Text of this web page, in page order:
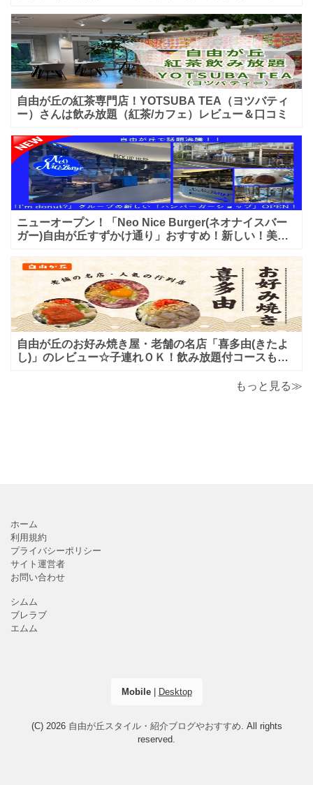
自由が丘の紅茶専門店！YOTSUBA TEA（ヨツバティ
ー）さんは飲み放題（紅茶/カフェ）レビュー＆口コミ
ニューオープン！「Neo Nice Burger(ネオナイスバー
ガー)自由が丘すずかけ通り」おすすめ！新しい！美味
自由が丘のお好み焼き屋・老舗の名店「喜多由(きたよ
し)」のレビュー☆子連れＯＫ！飲み放題付コースも！
もっと見る≫
ホーム
利用規約
プライバシーポリシー
サイト運営者
お問い合わせ
シムム
ブレラブ
エムム
Mobile| Desktop
(C) 2026 自由が丘スタイル・紹介ブログやおすすめ . All rights
reserved.